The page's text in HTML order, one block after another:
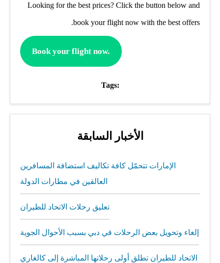
Looking for the best prices? Click the button below and
book your flight now with the best offers.
Book your flight now.
Tags:
الأخبار السابقة
الإمارات تتحمّل كافة تكاليف استضافة المسافرين
العالقين في مطارات الدولة
تعليق رحلات الاتحاد للطيران
إلغاء وتحويل بعض الرحلات في دبي بسبب الأحوال الجوية
الاتحاد للطيران تطلق أولى رحلاتها المباشرة إلى كالغاري